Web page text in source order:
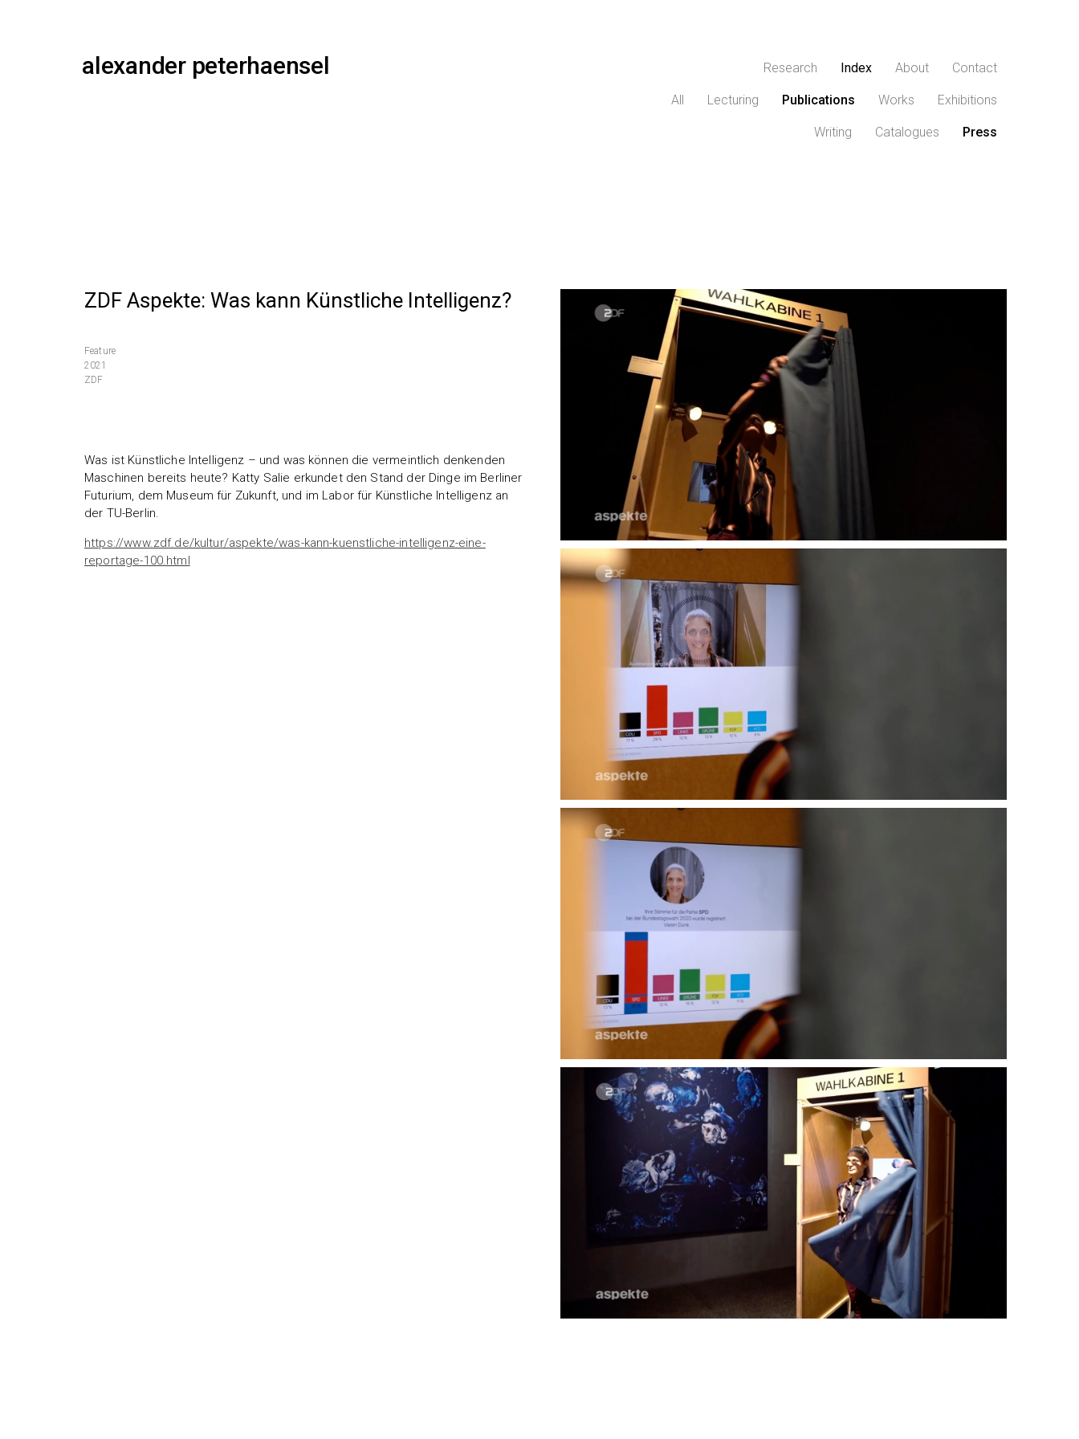
alexander peterhaensel Research Index About Contact
All Lecturing Publications Works Exhibitions
Writing Catalogues Press
ZDF Aspekte: Was kann Künstliche Intelligenz?
Feature
2021
ZDF
Was ist Künstliche Intelligenz – und was können die vermeintlich denkenden
Maschinen bereits heute? Katty Salie erkundet den Stand der Dinge im Berliner
Futurium, dem Museum für Zukunft, und im Labor für Künstliche Intelligenz an
der TU-Berlin.
https://www.zdf.de/kultur/aspekte/was-kann-kuenstliche-intelligenz-eine-
reportage-100.html